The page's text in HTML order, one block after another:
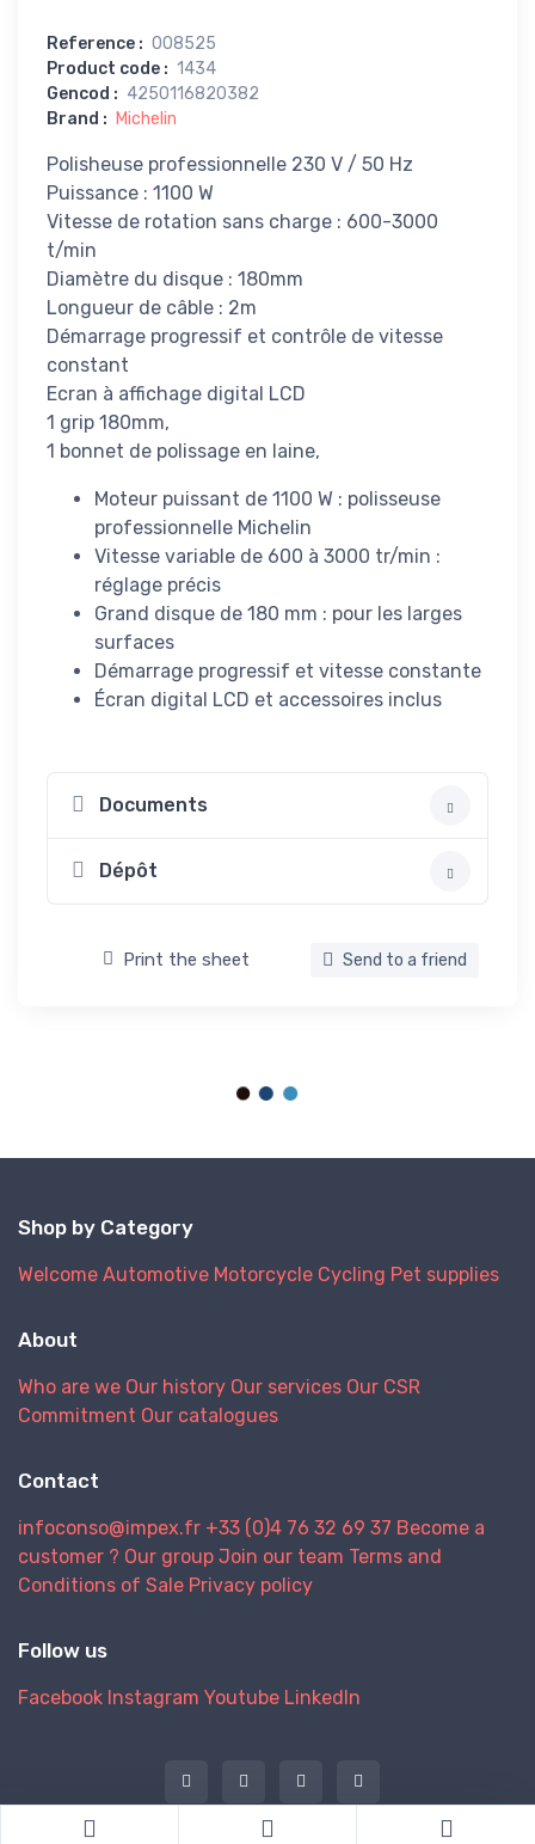
Reference : 008525
Product code : 1434
Gencod : 4250116820382
Brand : Michelin
Polisheuse professionnelle 230 V / 50 Hz
Puissance : 1100 W
Vitesse de rotation sans charge : 600-3000
t/min
Diamètre du disque : 180mm
Longueur de câble : 2m
Démarrage progressif et contrôle de vitesse
constant
Ecran à affichage digital LCD
1 grip 180mm,
1 bonnet de polissage en laine,
Moteur puissant de 1100 W : polisseuse
professionnelle Michelin
Vitesse variable de 600 à 3000 tr/min :
réglage précis
Grand disque de 180 mm : pour les larges
surfaces
Démarrage progressif et vitesse constante
Écran digital LCD et accessoires inclus
Documents
Dépôt
Print the sheet Send to a friend
Shop by Category
Welcome Automotive Motorcycle Cycling Pet supplies
About
Who are we Our history Our services Our CSR
Commitment Our catalogues
Contact
infoconso@impex.fr +33 (0)4 76 32 69 37 Become a
customer ? Our group Join our team Terms and
Conditions of Sale Privacy policy
Follow us
Facebook Instagram Youtube LinkedIn
@ 2026 IMPEX